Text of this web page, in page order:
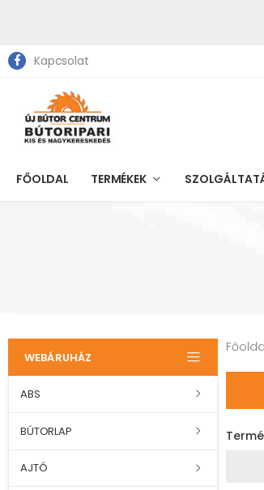
Kapcsolat
FŐOLDAL TERMÉKEK
WEBÁRUHÁZ
ABS
BÚTORLAP
AJTÓ